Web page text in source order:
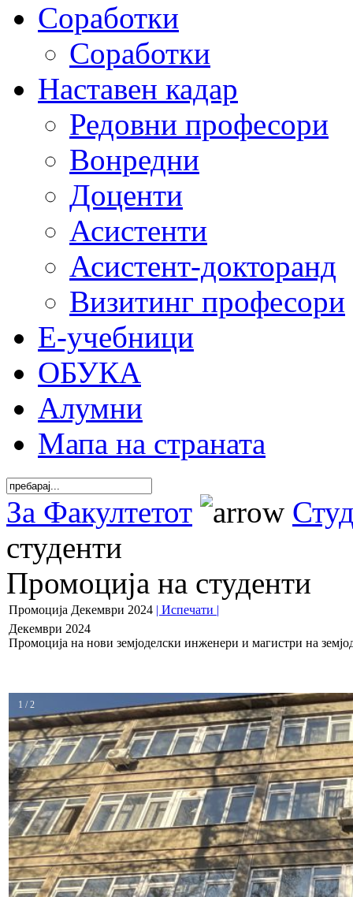
Соработки
Соработки
Наставен кадар
Редовни професори
Вонредни
Доценти
Асистенти
Асистент-докторанд
Визитинг професори
Е-учебници
ОБУКА
Алумни
Мапа на страната
За Факултетот
студенти
Промоција на студенти
Промоција Декември 2024 | Испечати |
Декември 2024
Промоција на нови земјоделски инженери и магистри на
1 / 2